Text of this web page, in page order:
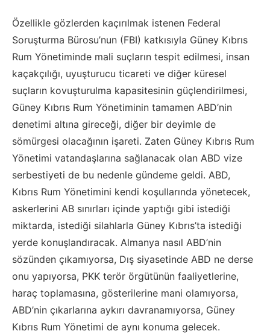
Özellikle gözlerden kaçırılmak istenen Federal
Soruşturma Bürosu’nun (FBI) katkısıyla Güney Kıbrıs
Rum Yönetiminde mali suçların tespit edilmesi, insan
kaçakçılığı, uyuşturucu ticareti ve diğer küresel
suçların kovuşturulma kapasitesinin güçlendirilmesi,
Güney Kıbrıs Rum Yönetiminin tamamen ABD’nin
denetimi altına gireceği, diğer bir deyimle de
sömürgesi olacağının işareti. Zaten Güney Kıbrıs Rum
Yönetimi vatandaşlarına sağlanacak olan ABD vize
serbestiyeti de bu nedenle gündeme geldi. ABD,
Kıbrıs Rum Yönetimini kendi koşullarında yönetecek,
askerlerini AB sınırları içinde yaptığı gibi istediği
miktarda, istediği silahlarla Güney Kıbrıs’ta istediği
yerde konuşlandıracak. Almanya nasıl ABD’nin
sözünden çıkamıyorsa, Dış siyasetinde ABD ne derse
onu yapıyorsa, PKK terör örgütünün faaliyetlerine,
haraç toplamasına, gösterilerine mani olamıyorsa,
ABD’nin çıkarlarına aykırı davranamıyorsa, Güney
Kıbrıs Rum Yönetimi de aynı konuma gelecek.